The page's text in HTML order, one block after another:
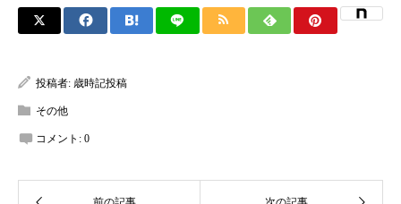
投稿者: 歳時記投稿
その他
コメント: 0